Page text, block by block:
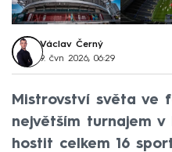
Václav Černý
9. čvn 2026, 06:29
Mistrovství světa ve
největším turnajem v
hostit celkem 16